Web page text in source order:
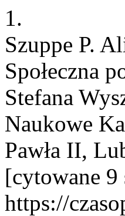
1.
Szuppe P.
Społeczna
Stefana
Naukowe
Pawła II,
[cytowane
https://